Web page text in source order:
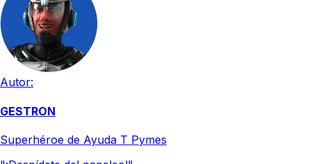
Autor:
GESTRON
Superhéroe de Ayuda T Pymes